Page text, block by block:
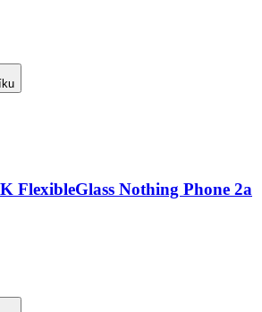
FlexibleGlass Nothing Phone 2a